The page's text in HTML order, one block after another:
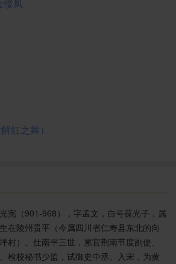
缕凤
红之舞）
宪（901-968），字孟文，自号葆光子，属
在陵州贵平（今属四川省仁寿县东北的向
村）。仕南平三世，累官荆南节度副使、
检校秘书少监，试御史中丞。入宋，为黄